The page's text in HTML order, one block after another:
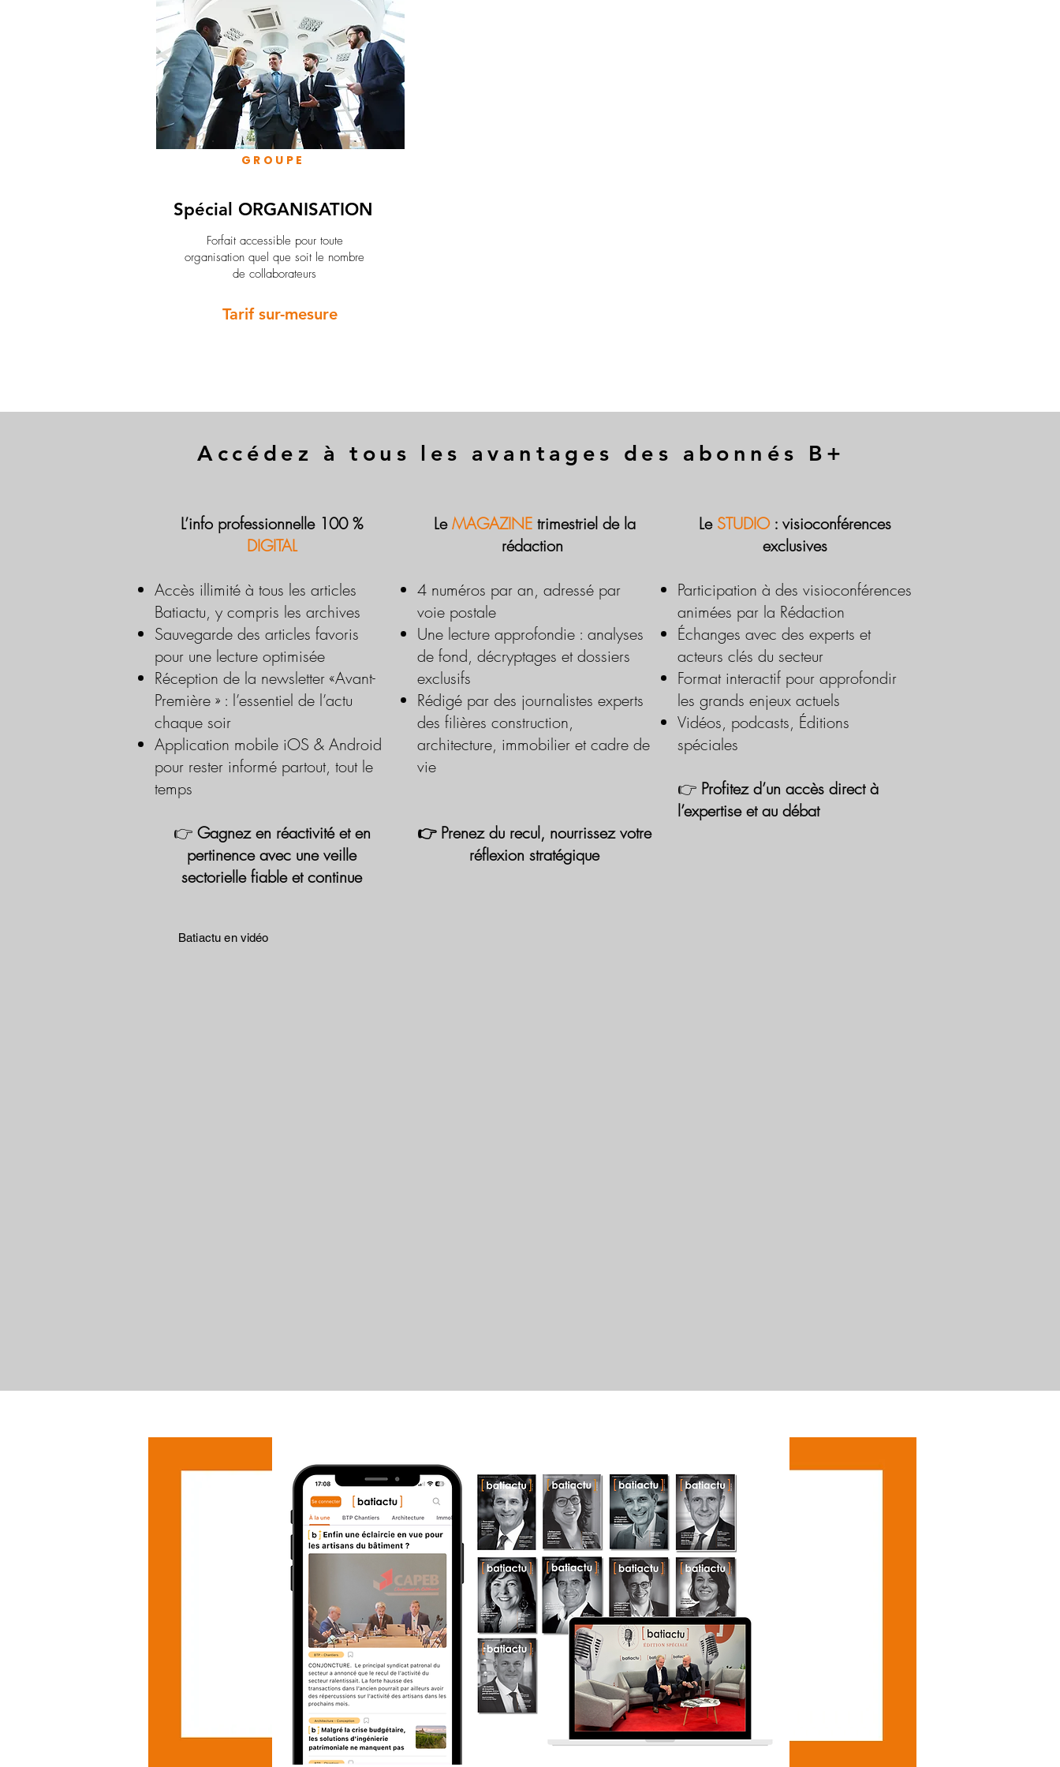
GROUPE
Spécial ORGANISATION
Forfait accessible pour toute
organisation quel que soit le nombre
de collaborateurs
Tarif sur-mesure
Accédez à tous les avantages des abonnés B+
L’info professionnelle 100 %
DIGITAL
Accès illimité à tous les articles
Batiactu, y compris les archives
Sauvegarde des articles favoris
pour une lecture optimisée
Réception de la newsletter «Avant-
Première » : l’essentiel de l’actu
chaque soir
Application mobile iOS & Android
pour rester informé partout, tout le
temps
👉 Gagnez en réactivité et en
pertinence avec une veille
sectorielle fiable et continue
LeMAGAZINE trimestriel de la
rédaction
4 numéros par an, adressé par
voie postale
Une lecture approfondie : analyses
de fond, décryptages et dossiers
exclusifs
Rédigé par des journalistes experts
des filières construction,
architecture, immobilier et cadre de
vie
👉 Prenez du recul, nourrissez votre
réflexion stratégique
Le STUDIO : visioconférences
exclusives
Participation à des visioconférences
animées par la Rédaction
Échanges avec des experts et
acteurs clés du secteur
Format interactif pour approfondir
les grands enjeux actuels
Vidéos, podcasts, Éditions
spéciales
👉 Profitez d’un accès direct à
l’expertise et au débat
Batiactu en vidéo